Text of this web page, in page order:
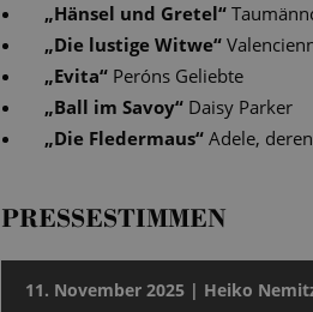
„Hänsel und Gretel“
„Die lustige Witwe“
„Evita“ Peróns Geliebte
„Ball im Savoy“ Daisy Parker
„Die Fledermaus“ Adele,
PRESSESTIMMEN
11. November 2025 | Heiko